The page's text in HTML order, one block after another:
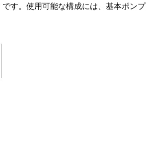
す。使用可能な構成には、基本ポンプ